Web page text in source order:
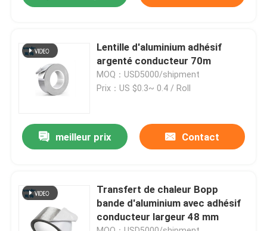
Visite de l'usine
Contactez-nous
Nouvelles
Les affaires
Lentille d'aluminium adhésif
argenté conducteur 70m
MOQ：USD5000/shipment
Prix：US $0.3~ 0.4 / Roll
meilleur prix Contact
Transfert de chaleur Bopp
bande d'aluminium avec adhésif
conducteur largeur 48 mm